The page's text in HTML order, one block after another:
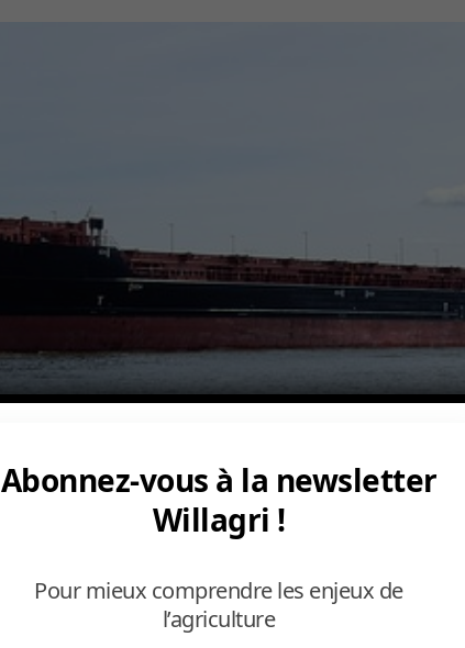
Abonnez-vous à la newsletter
Willagri !
Pour mieux comprendre les enjeux de
l’agriculture